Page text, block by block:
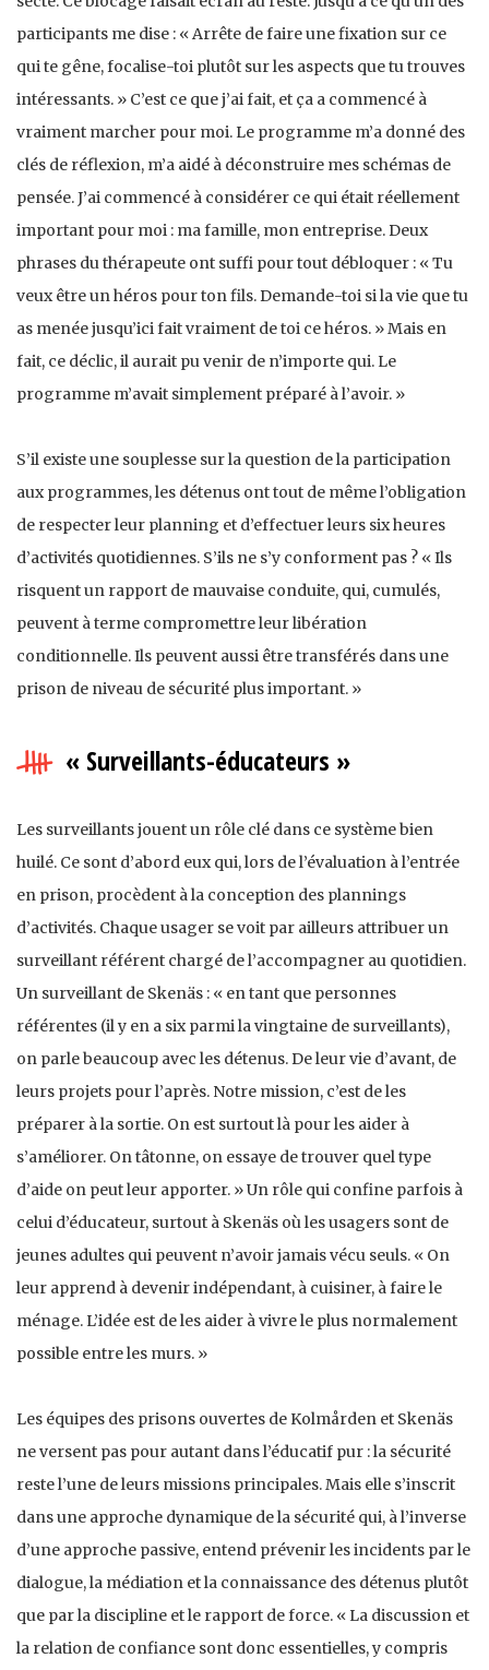
participants me dise : « Arrête de faire une fixation sur ce
qui te gêne, focalise-toi plutôt sur les aspects que tu trouves
intéressants. » C’est ce que j’ai fait, et ça a commencé à
vraiment marcher pour moi. Le programme m’a donné des
clés de réflexion, m’a aidé à déconstruire mes schémas de
pensée. J’ai commencé à considérer ce qui était réellement
important pour moi : ma famille, mon entreprise. Deux
phrases du thérapeute ont suffi pour tout débloquer : « Tu
veux être un héros pour ton fils. Demande-toi si la vie que tu
as menée jusqu’ici fait vraiment de toi ce héros. » Mais en
fait, ce déclic, il aurait pu venir de n’importe qui. Le
programme m’avait simplement préparé à l’avoir. »
S’il existe une souplesse sur la question de la participation
aux programmes, les détenus ont tout de même l’obligation
de respecter leur planning et d’effectuer leurs six heures
d’activités quotidiennes. S’ils ne s’y conforment pas ? « Ils
risquent un rapport de mauvaise conduite, qui, cumulés,
peuvent à terme compromettre leur libération
conditionnelle. Ils peuvent aussi être transférés dans une
prison de niveau de sécurité plus important. »
« Surveillants-éducateurs »
Les surveillants jouent un rôle clé dans ce système bien
huilé. Ce sont d’abord eux qui, lors de l’évaluation à l’entrée
en prison, procèdent à la conception des plannings
d’activités. Chaque usager se voit par ailleurs attribuer un
surveillant référent chargé de l’accompagner au quotidien.
Un surveillant de Skenäs : « en tant que personnes
référentes (il y en a six parmi la vingtaine de surveillants),
on parle beaucoup avec les détenus. De leur vie d’avant, de
leurs projets pour l’après. Notre mission, c’est de les
préparer à la sortie. On est surtout là pour les aider à
s’améliorer. On tâtonne, on essaye de trouver quel type
d’aide on peut leur apporter. » Un rôle qui confine parfois à
celui d’éducateur, surtout à Skenäs où les usagers sont de
jeunes adultes qui peuvent n’avoir jamais vécu seuls. « On
leur apprend à devenir indépendant, à cuisiner, à faire le
ménage. L’idée est de les aider à vivre le plus normalement
possible entre les murs. »
Les équipes des prisons ouvertes de Kolmården et Skenäs
ne versent pas pour autant dans l’éducatif pur : la sécurité
reste l’une de leurs missions principales. Mais elle s’inscrit
dans une approche dynamique de la sécurité qui, à l’inverse
d’une approche passive, entend prévenir les incidents par le
dialogue, la médiation et la connaissance des détenus plutôt
que par la discipline et le rapport de force. « La discussion et
la relation de confiance sont donc essentielles, y compris